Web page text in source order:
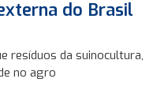
do Brasil
resíduos da suinocultura,
no agro